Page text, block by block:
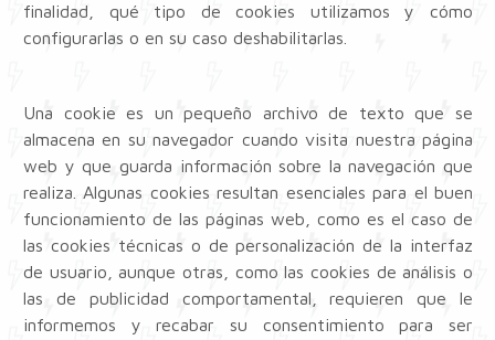
finalidad, qué tipo de cookies utilizamos y cómo
configurarlas o en su caso deshabilitarlas.
Una cookie es un pequeño archivo de texto que se
almacena en su navegador cuando visita nuestra página
web y que guarda información sobre la navegación que
realiza. Algunas cookies resultan esenciales para el buen
funcionamiento de las páginas web, como es el caso de
las cookies técnicas o de personalización de la interfaz
de usuario, aunque otras, como las cookies de análisis o
las de publicidad comportamental, requieren que le
informemos y recabar su consentimiento para ser